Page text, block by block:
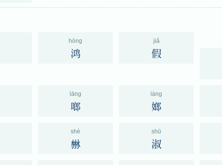
hóng
鸿
jiǎ
假
lāng
啷
láng
嫏
shè
㴇
shū
淑